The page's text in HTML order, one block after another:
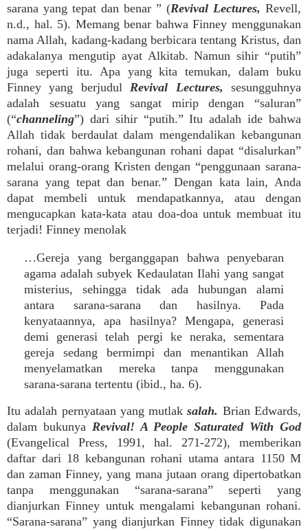
sarana yang tepat dan benar ” (Revival Lectures, Revell,
n.d., hal. 5). Memang benar bahwa Finney menggunakan
nama Allah, kadang-kadang berbicara tentang Kristus, dan
adakalanya mengutip ayat Alkitab. Namun sihir “putih”
juga seperti itu. Apa yang kita temukan, dalam buku
Finney yang berjudulRevival Lectures, sesungguhnya
adalah sesuatu yang sangat mirip dengan “saluran”
(“channeling”) dari sihir “putih.” Itu adalah ide bahwa
Allah tidak berdaulat dalam mengendalikan kebangunan
rohani, dan bahwa kebangunan rohani dapat “disalurkan”
melalui orang-orang Kristen dengan “penggunaan sarana-
sarana yang tepat dan benar.” Dengan kata lain, Anda
dapat membeli untuk mendapatkannya, atau dengan
mengucapkan kata-kata atau doa-doa untuk membuat itu
terjadi! Finney menolak
…Gereja yang berganggapan bahwa penyebaran
agama adalah subyek Kedaulatan Ilahi yang sangat
misterius, sehingga tidak ada hubungan alami
antara sarana-sarana dan hasilnya. Pada
kenyataannya, apa hasilnya? Mengapa, generasi
demi generasi telah pergi ke neraka, sementara
gereja sedang bermimpi dan menantikan Allah
menyelamatkan mereka tanpa menggunakan
sarana-sarana tertentu (ibid., ha. 6).
Itu adalah pernyataan yang mutlaksalah. Brian Edwards,
dalam bukunyaRevival! A People Saturated With God
(Evangelical Press, 1991, hal. 271-272), memberikan
daftar dari 18 kebangunan rohani utama antara 1150 M
dan zaman Finney, yang mana jutaan orang dipertobatkan
tanpa menggunakan “sarana-sarana” seperti yang
dianjurkan Finney untuk mengalami kebangunan rohani.
“Sarana-sarana” yang dianjurkan Finney tidak digunakan